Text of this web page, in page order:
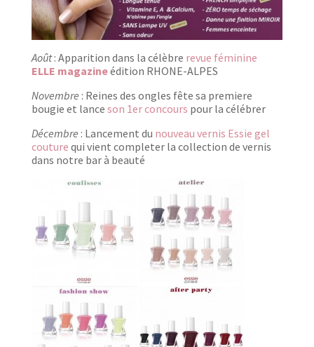
Août: Apparition dans la célèbre revue féminine
ELLE magazineédition RHONE-ALPES
Novembre : Reines des ongles fête sa premiere
bougie et lance son 1er concours pour la célébrer
Décembre : Lancement du nouveau vernis Essie gel
couture qui vient completer la collection de vernis
dans notre bar à beauté